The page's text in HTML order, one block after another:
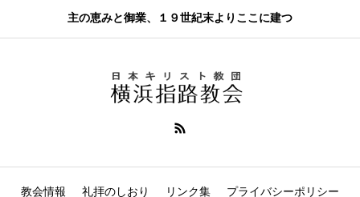
主の恵みと御業、１９世紀末よりここに建つ
教会情報 礼拝のしおり リンク集 プライバシーポリシー